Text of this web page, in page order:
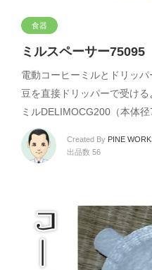
食器
ミルスペーサー75095
電動コーヒーミルとドリッ
豆を直接ドリッパーで受け
ミルDELIMOCG200（本体
Created By PINE
出品数 56